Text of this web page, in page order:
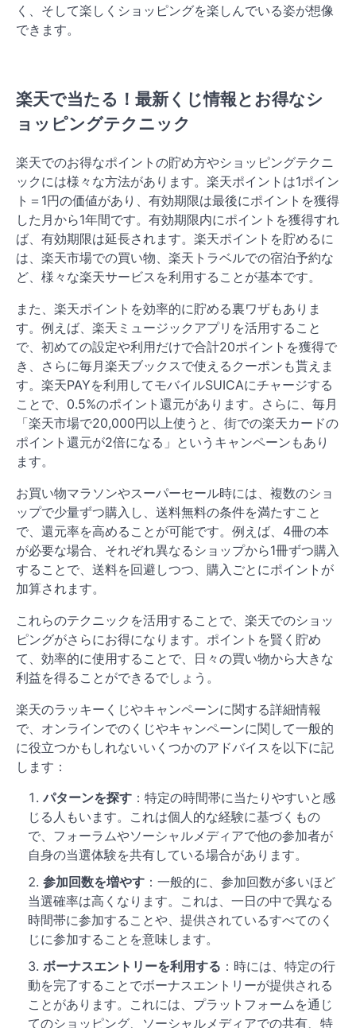
く、そして楽しくショッピングを楽しんでいる姿が想像
できます。
楽天で当たる！最新くじ情報とお得なシ
ョッピングテクニック
楽天でのお得なポイントの貯め方やショッピングテクニ
ックには様々な方法があります。楽天ポイントは1ポイン
ト＝1円の価値があり、有効期限は最後にポイントを獲得
した月から1年間です。有効期限内にポイントを獲得すれ
ば、有効期限は延長されます。楽天ポイントを貯めるに
は、楽天市場での買い物、楽天トラベルでの宿泊予約な
ど、様々な楽天サービスを利用することが基本です​​。
また、楽天ポイントを効率的に貯める裏ワザもありま
す。例えば、楽天ミュージックアプリを活用すること
で、初めての設定や利用だけで合計20ポイントを獲得で
き、さらに毎月楽天ブックスで使えるクーポンも貰えま
す。楽天PAYを利用してモバイルSUICAにチャージする
ことで、0.5%のポイント還元があります。さらに、毎月
「楽天市場で20,000円以上使うと、街での楽天カードの
ポイント還元が2倍になる」というキャンペーンもあり
ます​​。
お買い物マラソンやスーパーセール時には、複数のショ
ップで少量ずつ購入し、送料無料の条件を満たすこと
で、還元率を高めることが可能です。例えば、4冊の本
が必要な場合、それぞれ異なるショップから1冊ずつ購入
することで、送料を回避しつつ、購入ごとにポイントが
加算されます​​。
これらのテクニックを活用することで、楽天でのショッ
ピングがさらにお得になります。ポイントを賢く貯め
て、効率的に使用することで、日々の買い物から大きな
利益を得ることができるでしょう。
楽天のラッキーくじやキャンペーンに関する詳細情報
で、オンラインでのくじやキャンペーンに関して一般的
に役立つかもしれないいくつかのアドバイスを以下に記
します：
パターンを探す ：特定の時間帯に当たりやすいと感
じる人もいます。これは個人的な経験に基づくもの
で、フォーラムやソーシャルメディアで他の参加者が
自身の当選体験を共有している場合があります。
参加回数を増やす ：一般的に、参加回数が多いほど
当選確率は高くなります。これは、一日の中で異なる
時間帯に参加することや、提供されているすべてのく
じに参加することを意味します。
ボーナスエントリーを利用する ：時には、特定の行
動を完了することでボーナスエントリーが提供される
ことがあります。これには、プラットフォームを通じ
てのショッピング、ソーシャルメディアでの共有、特